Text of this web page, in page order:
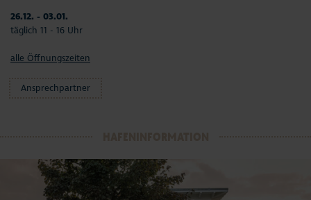
26.12. - 03.01.
täglich 11 - 16 Uhr
alle Öffnungszeiten
Ansprechpartner